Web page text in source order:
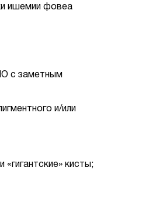
ишемии фовеа
с заметным
и/или
кисты;